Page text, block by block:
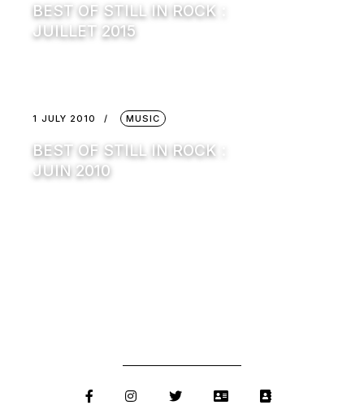
BEST OF STILL IN ROCK :
JUILLET 2015
1 JULY 2010 MUSIC
BEST OF STILL IN ROCK :
JUIN 2010